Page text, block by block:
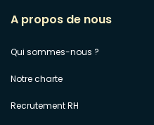
A propos de nous
Qui sommes-nous ?
Notre charte
Recrutement RH